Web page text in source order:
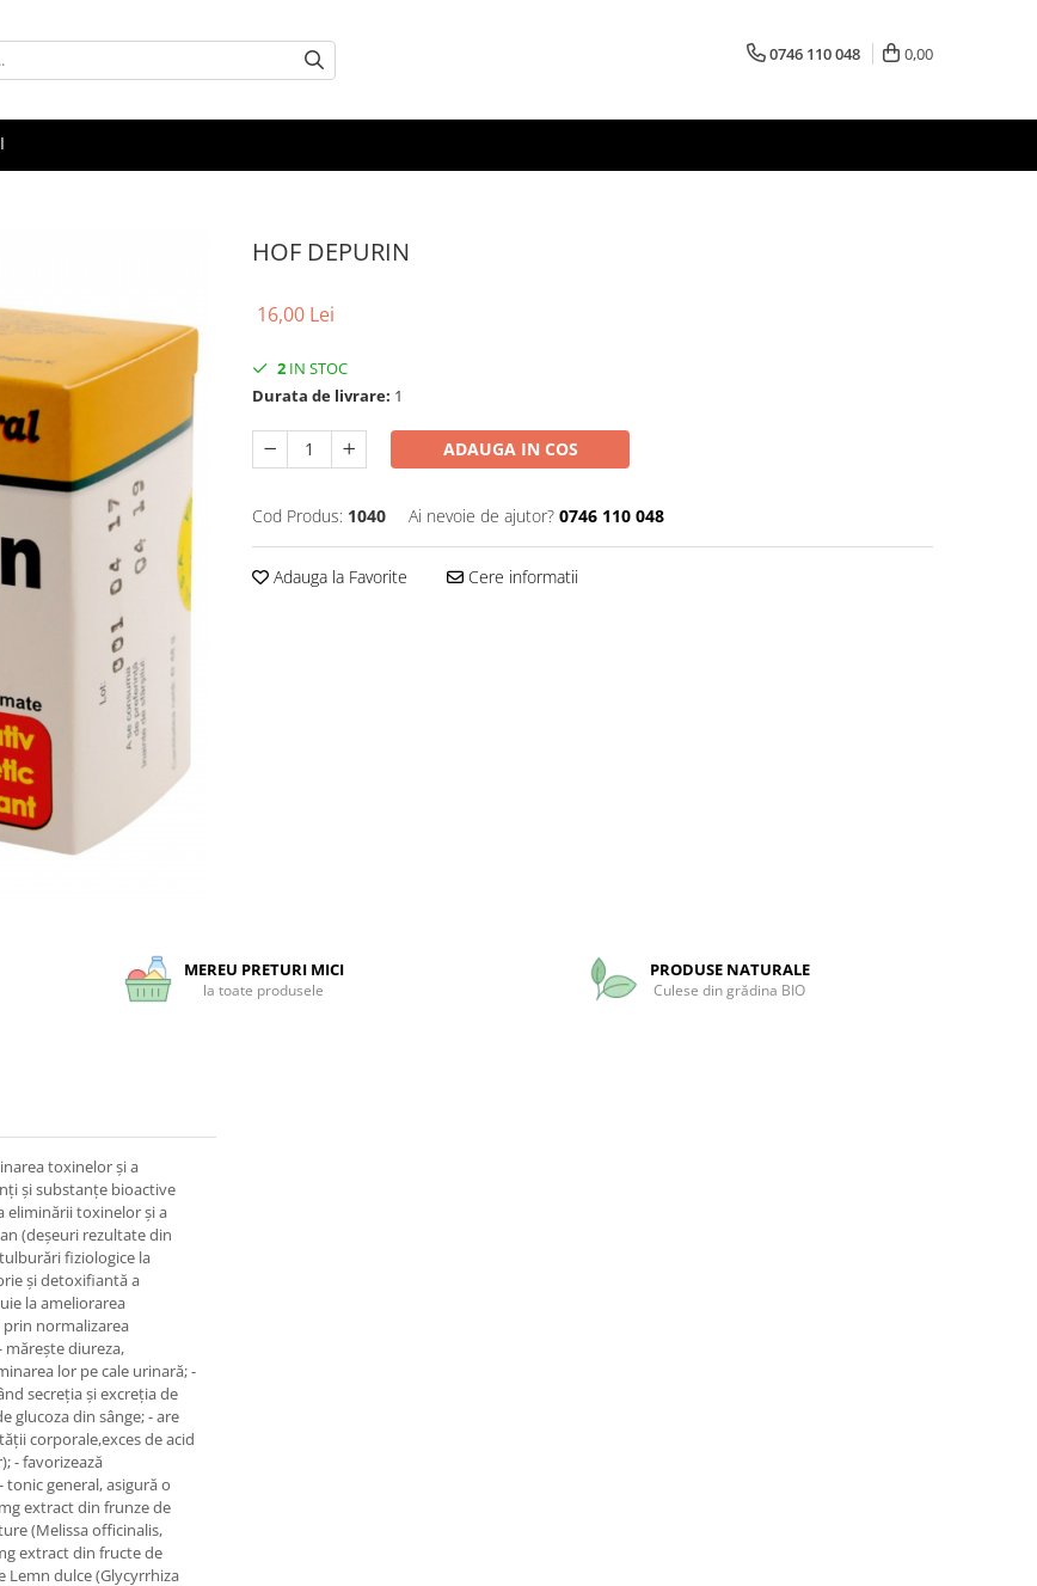
0746 110 048 0,00
HOF DEPURIN
16,00 Lei
2 IN STOC
Durata de livrare: 1
ADAUGA IN COS
Cod Produs: 1040 Ai nevoie de ajutor? 0746 110 048
Adauga la Favorite Cere informatii
MEREU PRETURI MICI
la toate produsele
PRODUSE NATURALE
Culese din grădina BIO
toxinelor și a
și substanțe bioactive
eliminării toxinelor și a
(deșeuri rezultate din
fiziologice la
și detoxifiantă a
la ameliorarea
normalizarea
diureza,
lor pe cale urinară; -
secreția și excreția de
glucoza din sânge; - are
corporale,exces de acid
- favorizează
general, asigură o
extract din frunze de
(Melissa officinalis,
extract din fructe de
Lemn dulce (Glycyrrhiza